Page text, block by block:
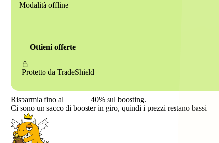
Modalità offline
Ottieni offerte
Protetto da TradeShield
Risparmia fino al 40% sul boosting.
Ci sono un sacco di booster in giro, quindi i prezzi restano bassi